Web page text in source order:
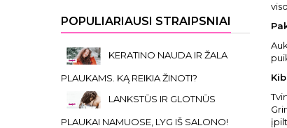
POPULIARIAUSI STRAIPSNIAI
KERATINO NAUDA IR ŽALA
PLAUKAMS. KĄ REIKIA ŽINOTI?
LANKSTŪS IR GLOTNŪS
PLAUKAI NAMUOSE, LYG IŠ SALONO!